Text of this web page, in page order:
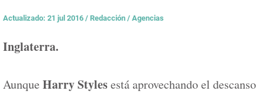
Actualizado: 21 jul 2016 / Redacción / Agencias
Inglaterra.
Aunque Harry Stylesestá aprovechando el descanso